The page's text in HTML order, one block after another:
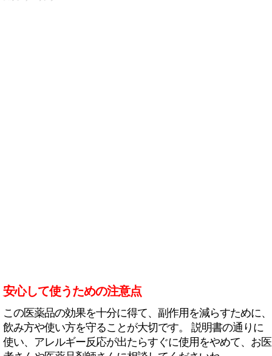
安心して使うための注意点
この医薬品の効果を十分に得て、副作用を減らすために、
飲み方や使い方を守ることが大切です。 説明書の通りに
使い、アレルギー反応が出たらすぐに使用をやめて、お医